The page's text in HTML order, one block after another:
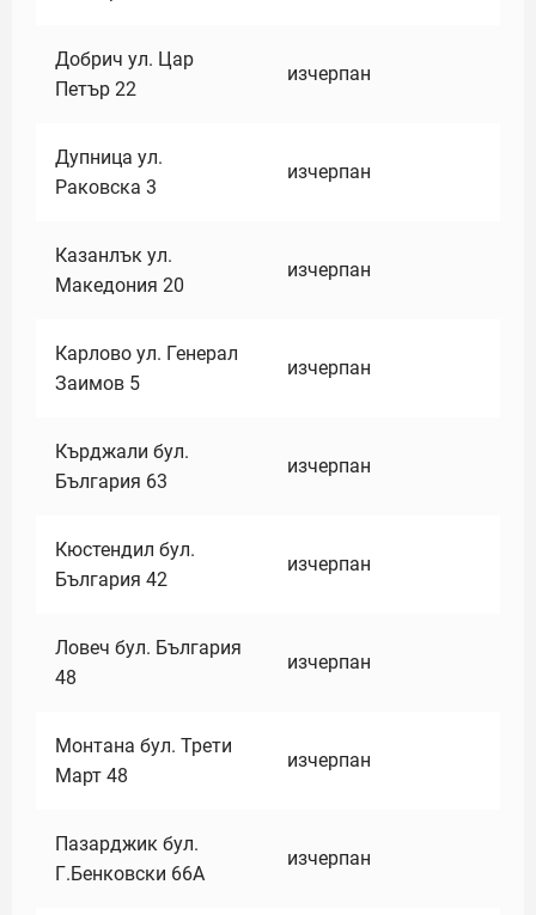
Добрич ул. Цар
Петър 22
изчерпан
Дупница ул.
Раковска 3
изчерпан
Казанлък ул.
Македония 20
изчерпан
Карлово ул. Генерал
Заимов 5
изчерпан
Кърджали бул.
България 63
изчерпан
Кюстендил бул.
България 42
изчерпан
Ловеч бул. България
48
изчерпан
Монтана бул. Трети
Март 48
изчерпан
Пазарджик бул.
Г.Бенковски 66А
изчерпан